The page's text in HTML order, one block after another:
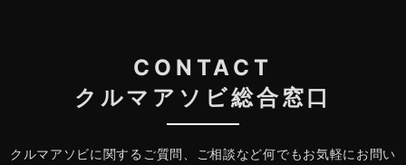
CONTACT
クルマアソビ総合窓口
クルマアソビに関するご質問、ご相談など何でもお気軽にお問い